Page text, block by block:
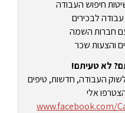
חיפוש העבודה
לבכירים
עם חברות השמה
והצעות שכר
לא טעיתם!
העבודה, חדשות, טיפים
אלי
www.facebook.com/